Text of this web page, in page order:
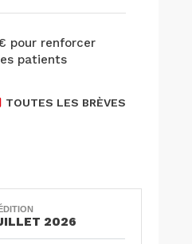
pour renforcer
patients
TOUTES LES BRÈVES
2026